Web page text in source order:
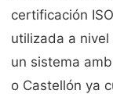
certificación
utilizada a
un sistema
o Castellón ya